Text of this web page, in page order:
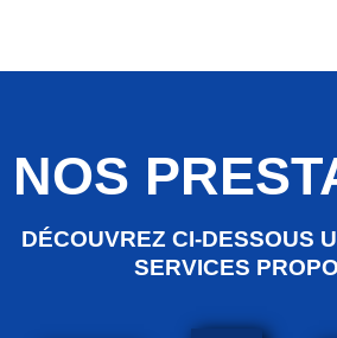
NOS
DÉCOUVREZ CI-DESSOUS
SERVICES